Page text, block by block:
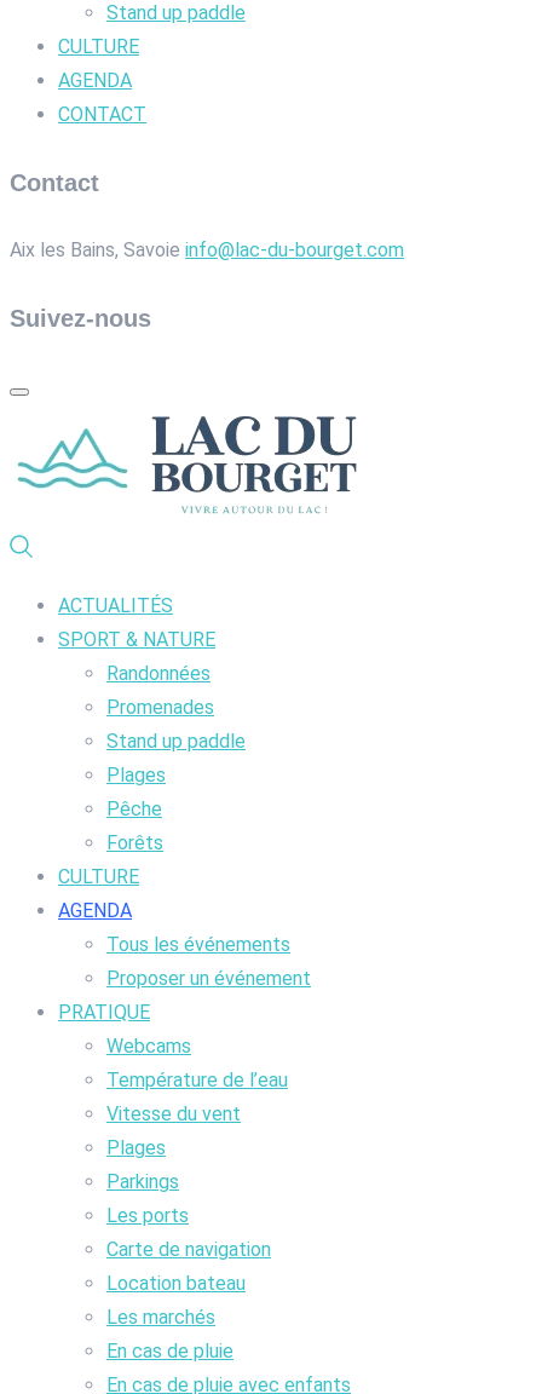
Stand up paddle
CULTURE
AGENDA
CONTACT
Contact
Aix les Bains, Savoie info@lac-du-bourget.com
Suivez-nous
ACTUALITÉS
SPORT & NATURE
Randonnées
Promenades
Stand up paddle
Plages
Pêche
Forêts
CULTURE
AGENDA
Tous les événements
Proposer un événement
PRATIQUE
Webcams
Température de l’eau
Vitesse du vent
Plages
Parkings
Les ports
Carte de navigation
Location bateau
Les marchés
En cas de pluie
En cas de pluie avec enfants